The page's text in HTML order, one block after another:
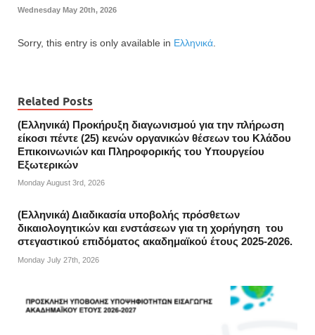
Wednesday May 20th, 2026
Sorry, this entry is only available in Ελληνικά
Related Posts
(Ελληνικά) Προκήρυξη διαγωνισμού για την πλήρωση
είκοσι πέντε (25) κενών οργανικών θέσεων του Κλάδου
Επικοινωνιών και Πληροφορικής του Υπουργείου
Εξωτερικών
Monday August 3rd, 2026
(Ελληνικά) Διαδικασία υποβολής πρόσθετων
δικαιολογητικών και ενστάσεων για τη χορήγηση του
στεγαστικού επιδόματος ακαδημαϊκού έτους 2025-2026.
Monday July 27th, 2026